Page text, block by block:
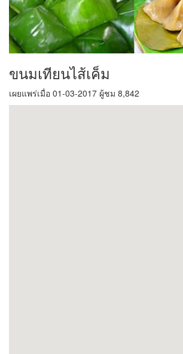
ขนมเทียนไส้เค็ม
เผยแพร่เมื่อ 01-03-2017 ผู้ชม 8,842